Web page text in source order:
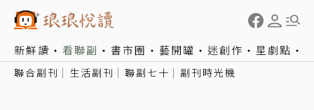
新鮮讀 看聯副 書市圈 藝開罐 迷創作 星劇點
聯合副刊 生活副刊 聯副七十 副刊時光機